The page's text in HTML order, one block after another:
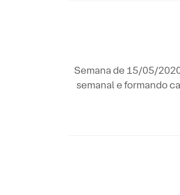
Semana de 15/05/
semanal e formando